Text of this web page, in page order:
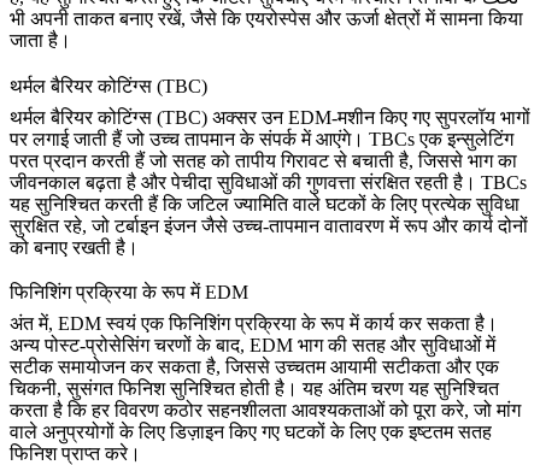
भी अपनी ताकत बनाए रखें, जैसे कि एयरोस्पेस और ऊर्जा क्षेत्रों में सामना किया
जाता है।
थर्मल बैरियर कोटिंग्स (TBC)
थर्मल बैरियर कोटिंग्स (TBC) अक्सर उन EDM-मशीन किए गए सुपरलॉय भागों
पर लगाई जाती हैं जो उच्च तापमान के संपर्क में आएंगे। TBCs एक इन्सुलेटिंग
परत प्रदान करती हैं जो सतह को तापीय गिरावट से बचाती है, जिससे भाग का
जीवनकाल बढ़ता है और पेचीदा सुविधाओं की गुणवत्ता संरक्षित रहती है। TBCs
यह सुनिश्चित करती हैं कि जटिल ज्यामिति वाले घटकों के लिए प्रत्येक सुविधा
सुरक्षित रहे, जो टर्बाइन इंजन जैसे उच्च-तापमान वातावरण में रूप और कार्य दोनों
को बनाए रखती है।
फिनिशिंग प्रक्रिया के रूप में EDM
अंत में, EDMस्वयं एक फिनिशिंग प्रक्रिया के रूप में कार्य कर सकता है।
अन्य पोस्ट-प्रोसेसिंग चरणों के बाद, EDM भाग की सतह और सुविधाओं में
सटीक समायोजन कर सकता है, जिससे उच्चतम आयामी सटीकता और एक
चिकनी, सुसंगत फिनिश सुनिश्चित होती है। यह अंतिम चरण यह सुनिश्चित
करता है कि हर विवरण कठोर सहनशीलता आवश्यकताओं को पूरा करे, जो मांग
वाले अनुप्रयोगों के लिए डिज़ाइन किए गए घटकों के लिए एक इष्टतम सतह
फिनिश प्राप्त करे।